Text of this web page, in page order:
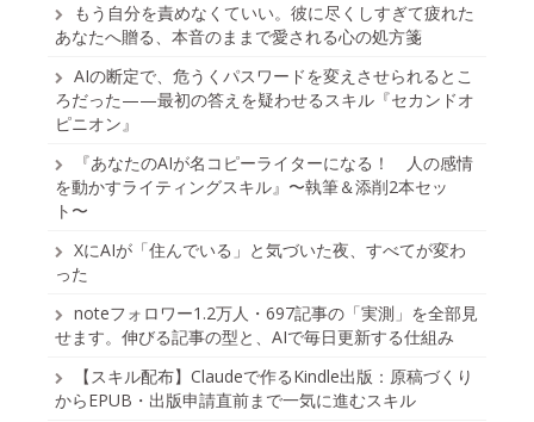
もう自分を責めなくていい。彼に尽くしすぎて疲れた
あなたへ贈る、本音のままで愛される心の処方箋
AIの断定で、危うくパスワードを変えさせられるとこ
ろだった——最初の答えを疑わせるスキル『セカンドオ
ピニオン』
『あなたのAIが名コピーライターになる！ 人の感情
を動かすライティングスキル』〜執筆＆添削2本セッ
ト〜
XにAIが「住んでいる」と気づいた夜、すべてが変わ
った
noteフォロワー1.2万人・697記事の「実測」を全部見
せます。伸びる記事の型と、AIで毎日更新する仕組み
【スキル配布】Claudeで作るKindle出版：原稿づくり
からEPUB・出版申請直前まで一気に進むスキル